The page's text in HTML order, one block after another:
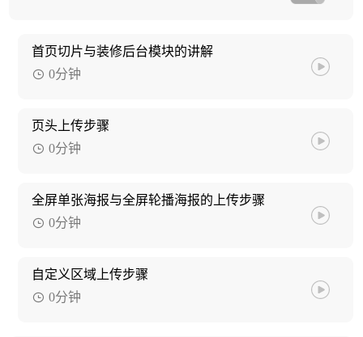
首页切片与装修后台模块的讲解
0分钟
页头上传步骤
0分钟
全屏单张海报与全屏轮播海报的上传步骤
0分钟
自定义区域上传步骤
0分钟